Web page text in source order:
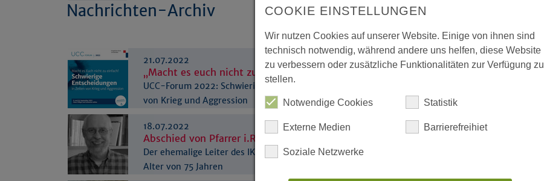
Nachrichten-Archiv
21.07.2022
„Macht es euch nicht zu einfach!”
UCC-Forum 2022: Schwierige Entscheidungen in Zeiten
von Krieg und Aggression
18.07.2022
Abschied von Pfarrer i.R. Heinz-Georg Ackermeier
Der ehemalige Leiter des IKG verstarb im
Alter von 75 Jahren
COOKIE EINSTELLUNGEN
Wir nutzen Cookies auf unserer Website. Einige von ihnen sind
technisch notwendig, während andere uns helfen, diese Website
zu verbessern oder zusätzliche Funktionalitäten zur Verfügung zu
stellen.
Notwendige Cookies Statistik
Externe Medien Barrierefreihiet
Soziale Netzwerke